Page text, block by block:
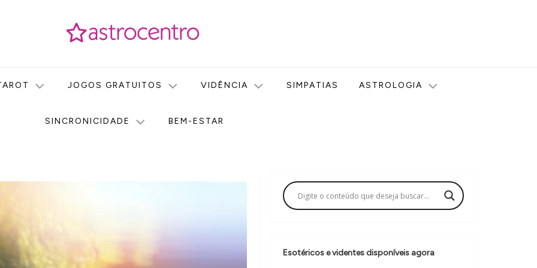
JOGOS GRATUITOS VIDÊNCIA SIMPATIAS ASTROLOGIA
SINCRONICIDADE BEM-ESTAR
Esotéricos e videntes disponíveis agora